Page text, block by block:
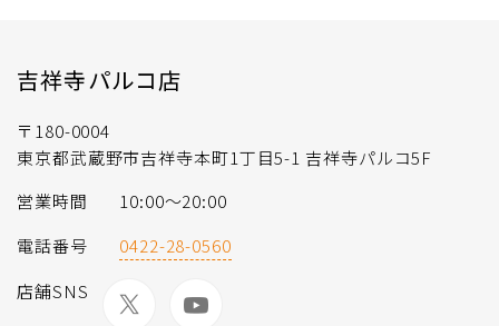
吉祥寺パルコ店
〒180-0004
東京都武蔵野市吉祥寺本町1丁目5-1 吉祥寺パルコ5F
営業時間
10:00〜20:00
電話番号
0422-28-0560
店舗SNS